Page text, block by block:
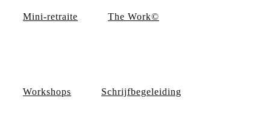
Mini-retraite The Work©
Workshops Schrijfbegeleiding